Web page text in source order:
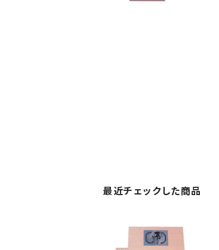
最近チェックした商品